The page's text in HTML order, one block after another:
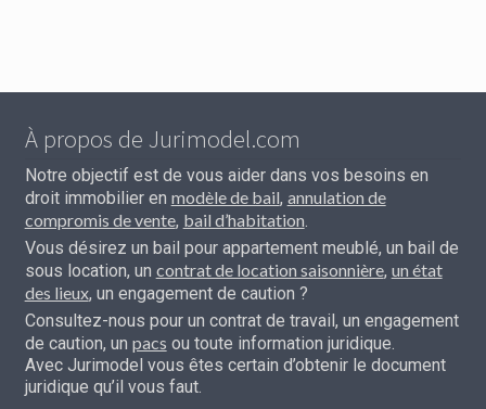
À propos de Jurimodel.com
Notre objectif est de vous aider dans vos besoins en
droit immobilier en modèle de bail, annulation de
compromis de vente, bail d’habitation.
Vous désirez un bail pour appartement meublé, un bail de
sous location, un contrat de location saisonnière, un état
des lieux, un engagement de caution ?
Consultez-nous pour un contrat de travail, un engagement
de caution, un pacs ou toute information juridique.
Avec Jurimodel vous êtes certain d’obtenir le document
juridique qu’il vous faut.